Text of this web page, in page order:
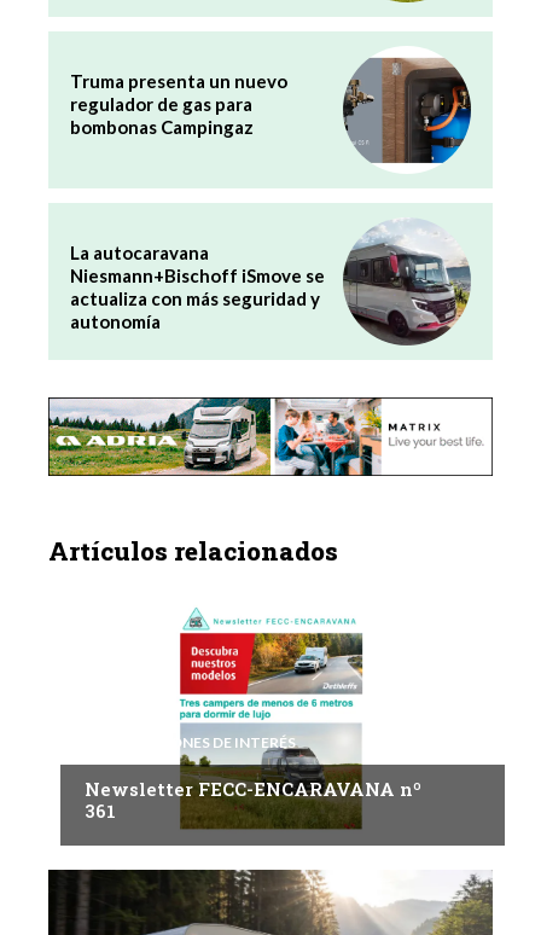
Truma presenta un nuevo
regulador de gas para
bombonas Campingaz
La autocaravana
Niesmann+Bischoff iSmove se
actualiza con más seguridad y
autonomía
Artículos relacionados
INFORMACIONES DE INTERÉS
Newsletter FECC-ENCARAVANA nº
361